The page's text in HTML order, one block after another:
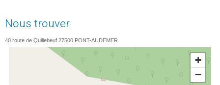
Nous trouver
40 route de Quillebeuf 27500 PONT-AUDEMER
+
−